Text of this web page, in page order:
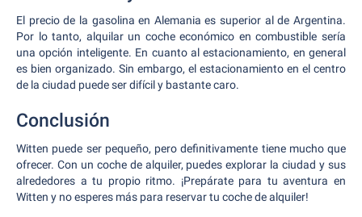
El precio de la gasolina en Alemania es superior al de Argentina.
Por lo tanto, alquilar un coche económico en combustible sería
una opción inteligente. En cuanto al estacionamiento, en general
es bien organizado. Sin embargo, el estacionamiento en el centro
de la ciudad puede ser difícil y bastante caro.
Conclusión
Witten puede ser pequeño, pero definitivamente tiene mucho que
ofrecer. Con un coche de alquiler, puedes explorar la ciudad y sus
alrededores a tu propio ritmo. ¡Prepárate para tu aventura en
Witten y no esperes más para reservar tu coche de alquiler!